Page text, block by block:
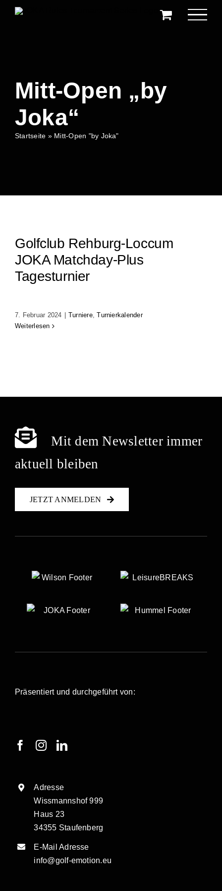
Zum
Mitt-Open „by
Joka“
Startseite » Mitt-Open "by Joka"
Golfclub Rehburg-Loccum
JOKA Matchday-Plus
Tagesturnier
7. Februar 2024 Turniere,Turnierkalender
Weiterlesen
Mit dem Newsletter immer
aktuell bleiben
JETZT ANMELDEN
Präsentiert und durchgeführt von:
Adresse
Wissmannshof 999
Haus 23
34355 Staufenberg
E-Mail Adresse
info@golf-emotion.eu